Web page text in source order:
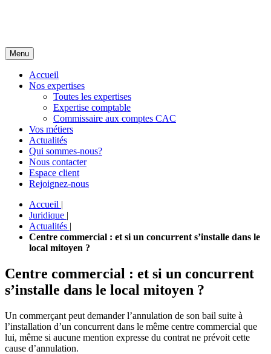
Menu
Accueil
Nos expertises
Toutes les expertises
Expertise comptable
Commissaire aux comptes CAC
Vos métiers
Actualités
Qui sommes-nous?
Nous contacter
Espace client
Rejoignez-nous
Accueil |
Juridique |
Actualités |
Centre commercial : et si un concurrent s’installe dans le
local mitoyen ?
Centre commercial : et si un concurrent
s’installe dans le local mitoyen ?
Un commerçant peut demander l’annulation de son bail suite à
l’installation d’un concurrent dans le même centre commercial que
lui, même si aucune mention expresse du contrat ne prévoit cette
cause d’annulation.